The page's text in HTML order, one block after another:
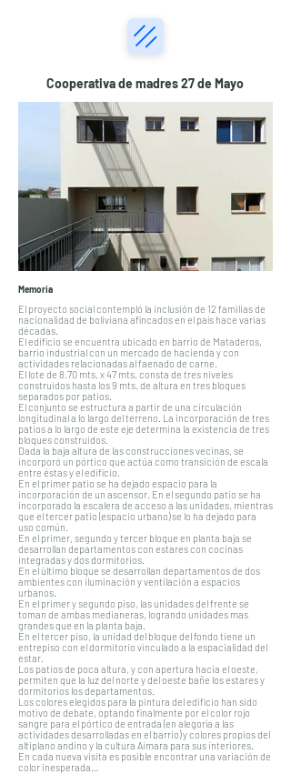
Cooperativa de madres 27 de Mayo
Memoria
El proyecto social contempló la inclusión de 12 familias de
nacionalidad de boliviana afincados en el país hace varias
décadas.
El edificio se encuentra ubicado en barrio de Mataderos,
barrio industrial con un mercado de hacienda y con
actividades relacionadas al faenado de carne.
El lote de 8.70 mts. x 47 mts. consta de tres niveles
construidos hasta los 9 mts. de altura en tres bloques
separados por patios.
El conjunto se estructura a partir de una circulación
longitudinal a lo largo del terreno. La incorporación de tres
patios a lo largo de este eje determina la existencia de tres
bloques construidos.
Dada la baja altura de las construcciones vecinas, se
incorporó un pórtico que actúa como transición de escala
entre éstas y el edificio.
En el primer patio se ha dejado espacio para la
incorporación de un ascensor. En el segundo patio se ha
incorporado la escalera de acceso a las unidades, mientras
que el tercer patio (espacio urbano) se lo ha dejado para
uso común.
En el primer, segundo y tercer bloque en planta baja se
desarrollan departamentos con estares con cocinas
integradas y dos dormitorios.
En el último bloque se desarrollan departamentos de dos
ambientes con iluminación y ventilación a espacios
urbanos.
En el primer y segundo piso, las unidades del frente se
toman de ambas medianeras, logrando unidades mas
grandes que en la planta baja.
En el tercer piso, la unidad del bloque del fondo tiene un
entrepiso con el dormitorio vinculado a la espacialidad del
estar.
Los patios de poca altura, y con apertura hacia el oeste,
permiten que la luz del norte y del oeste bañe los estares y
dormitorios los departamentos.
Los colores elegidos para la pintura del edificio han sido
motivo de debate, optando finalmente por el color rojo
sangre para el pórtico de entrada (en alegoría a las
actividades desarrolladas en el barrio) y colores propios del
altiplano andino y la cultura Aimara para sus interiores.
En cada nueva visita es posible encontrar una variación de
color inesperada…